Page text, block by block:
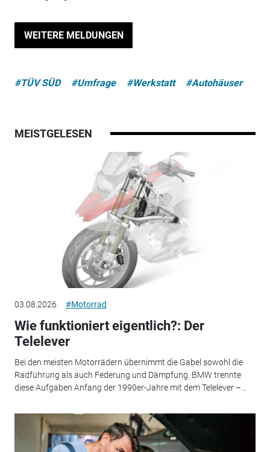
WEITERE MELDUNGEN
#TÜV SÜD #Umfrage #Werkstatt #Autohäuser
MEISTGELESEN
03.08.2026 #Motorrad
Wie funktioniert eigentlich?: Der
Telelever
Bei den meisten Motorrädern übernimmt die Gabel sowohl die
Radführung als auch Federung und Dämpfung. BMW trennte
diese Aufgaben Anfang der 1990er-Jahre mit dem Telelever –...